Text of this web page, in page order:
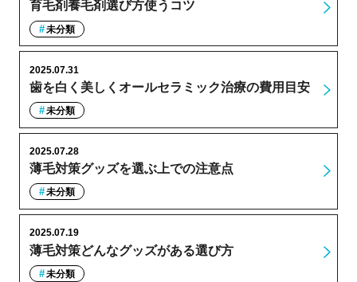
育毛剤養毛剤選び方使うコツ
未分類
歯を白く美しくオールセラミック治療の費用目安
2025.07.31
未分類
薄毛対策グッズを選ぶ上での注意点
2025.07.28
未分類
薄毛対策どんなグッズがある選び方
2025.07.19
未分類